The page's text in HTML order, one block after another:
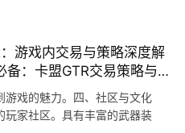
游戏内交易与策略深度解
：卡盟GTR交易策略与风
游戏的魅力。四、社区与文化
玩家社区。具有丰富的武器装